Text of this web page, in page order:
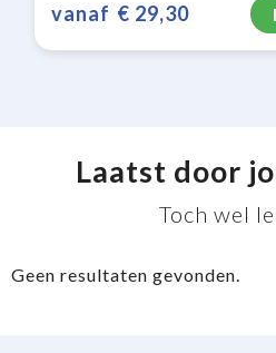
vanaf € 29,30
Laatst door
Toch wel
Geen resultaten gevonden.